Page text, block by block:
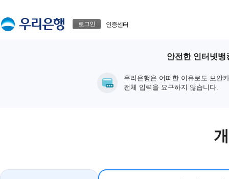
로그인 인증센터
안전한 인터넷뱅
우리은행은 어떠한 이유로도 보안
전체 입력을 요구하지 않습니다.